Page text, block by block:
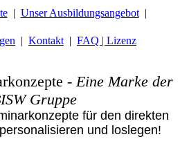
Unser Ausbildungsangebot
Kontakt FAQ | Lizenz
- Eine Marke der
Gruppe
für den direkten
und loslegen!